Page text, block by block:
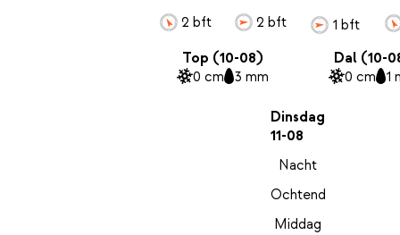
2 bft 2 bft
1 bft
Top (10-08)
0 cm 3 mm
Dal (10-
0 cm 1
Dinsdag
11-08
Nacht
Ochtend
Middag